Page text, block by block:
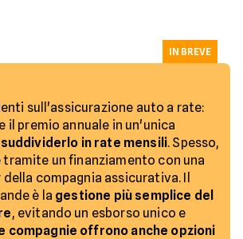
sull'assicurazione auto a rate:
il premio annuale in un'unica
suddividerlo in rate mensili. Spesso,
un finanziamento con una
compagnia assicurativa. Il
è la gestione più semplice del
, evitando un esborso unico e
compagnie offrono anche opzioni
IN BREVE